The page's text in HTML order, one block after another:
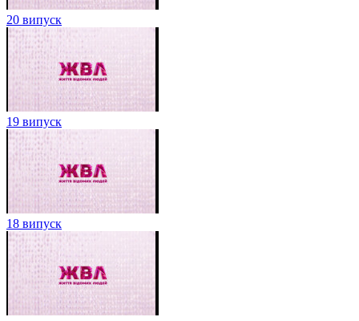
20 випуск
19 випуск
18 випуск